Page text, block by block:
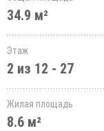
34.9 м²
Этаж
2 из 12 - 27
Жилая площадь
8.6 м²